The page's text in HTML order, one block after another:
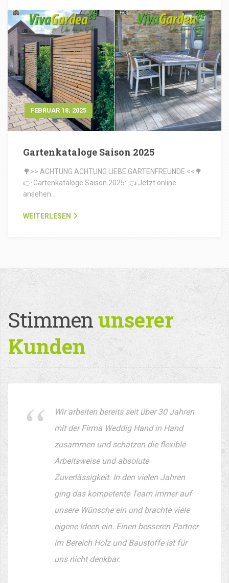
FEBRUAR 18, 2025
Gartenkataloge Saison 2025
🌳>> ACHTUNG ACHTUNG LIEBE GARTENFREUNDE <<🌳
👉 Gartenkataloge Saison 2025: 👈 Jetzt online
ansehen…
WEITERLESEN
Stimmenunserer
Kunden
Wir arbeiten bereits seit über 30 Jahren
mit der Firma Weddig Hand in Hand
zusammen und schätzen die flexible
Arbeitsweise und absolute
Zuverlässigkeit. In den vielen Jahren
ging das kompetente Team immer auf
unsere Wünsche ein und brachte viele
eigene Ideen ein. Einen besseren Partner
im Bereich Holz und Baustoffe ist für
uns nicht denkbar.